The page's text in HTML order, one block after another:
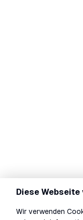
Diese
Wir verwenden